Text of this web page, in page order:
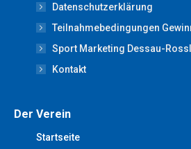
new
window
new
window
new
window
new
window
new
window
Datenschutzerklärung
Teilnahmebedingungen
Sport Marketing Dessau-
Kontakt
Der Verein
Startseite